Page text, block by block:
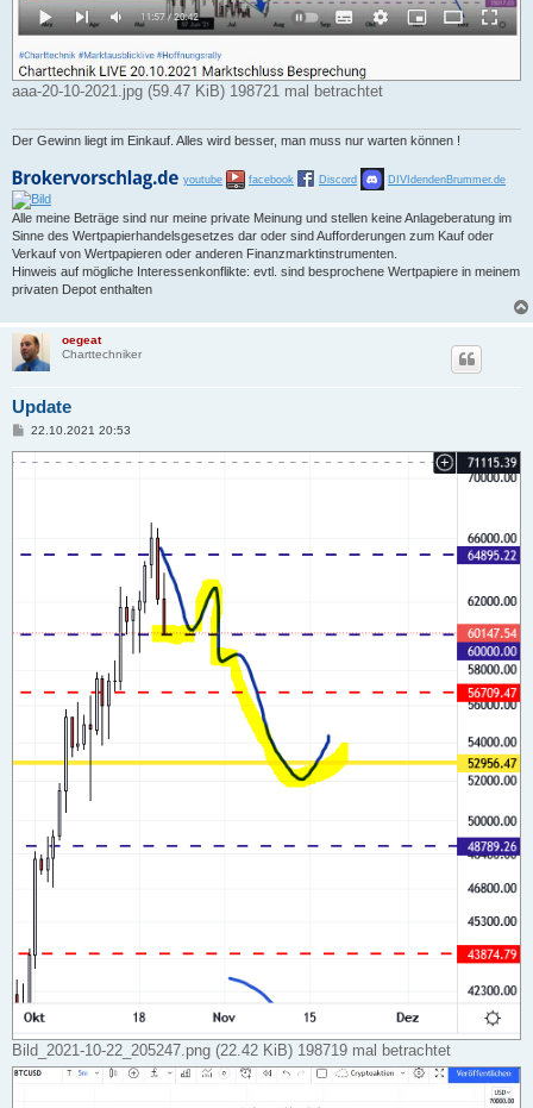
aaa-20-10-2021.jpg (59.47 KiB) 198721 mal betrachtet
Der Gewinn liegt im Einkauf. Alles wird besser, man muss nur warten können !
youtube facebook Discord DIVIdendenBrummer.de
Alle meine Beträge sind nur meine private Meinung und stellen keine Anlageberatung im
Sinne des Wertpapierhandelsgesetzes dar oder sind Aufforderungen zum Kauf oder
Verkauf von Wertpapieren oder anderen Finanzmarktinstrumenten.
Hinweis auf mögliche Interessenkonflikte: evtl. sind besprochene Wertpapiere in meinem
privaten Depot enthalten
oegeat
Charttechniker
Update
B22.10.2021 20:53
Bild_2021-10-22_205247.png (22.42 KiB) 198719 mal betrachtet